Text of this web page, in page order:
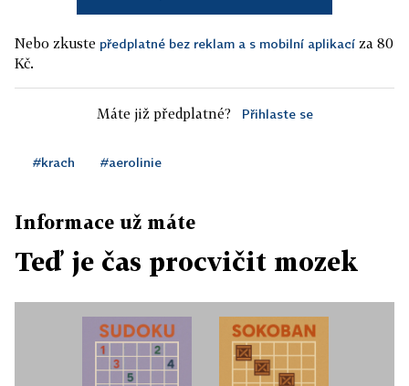
Nebo zkuste předplatné bez reklam a s mobilní aplikací za 80
Kč.
Máte již předplatné? Přihlaste se
#krach #aerolinie
Informace už máte
Teď je čas procvičit mozek